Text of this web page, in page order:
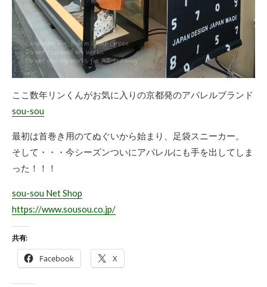
ここ数年リンくんがお気に入りの京都発のアパレルブランド
sou-sou
最初は首巻き用のてぬぐいから始まり、足袋スニーカー。
そして・・・今シーズンついにアパレルにも手を出してしま
った！！！
sou-sou Net Shop
https://www.sousou.co.jp/
共有:
Facebook X